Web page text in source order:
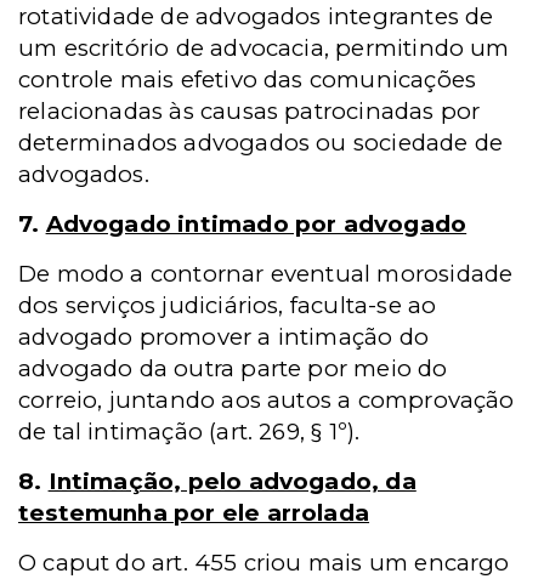
rotatividade de advogados integrantes de
um escritório de advocacia, permitindo um
controle mais efetivo das comunicações
relacionadas às causas patrocinadas por
determinados advogados ou sociedade de
advogados.
7. Advogado intimado por advogado
De modo a contornar eventual morosidade
dos serviços judiciários, faculta-se ao
advogado promover a intimação do
advogado da outra parte por meio do
correio, juntando aos autos a comprovação
de tal intimação (art. 269, § 1º).
8. Intimação, pelo advogado, da
testemunha por ele arrolada
O caput do art. 455 criou mais um encargo